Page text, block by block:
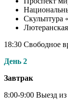
Скульптура
18:30 Свободное
День 2
Завтрак
8:00-9:00 Выезд